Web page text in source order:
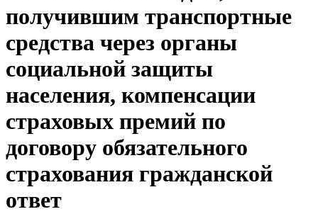
получившим транспортные
средства через органы
социальной защиты
населения, компенсации
страховых премий по
договору обязательного
страхования гражданской
ответ